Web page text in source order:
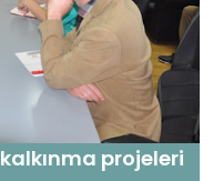
projeleri